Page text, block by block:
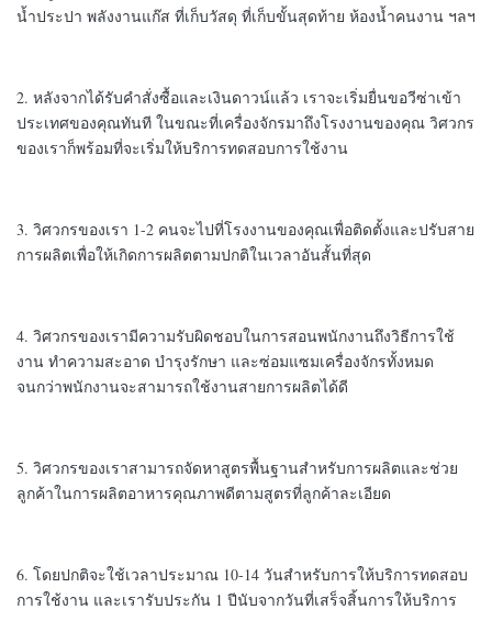
น้ำประปา พลังงานแก๊ส ที่เก็บวัสดุ ที่เก็บขั้นสุดท้าย ห้องน้ำคนงาน ฯลฯ
2. หลังจากได้รับคำสั่งซื้อและเงินดาวน์แล้ว เราจะเริ่มยื่นขอวีซ่าเข้า
ประเทศของคุณทันที ในขณะที่เครื่องจักรมาถึงโรงงานของคุณ วิศวกร
ของเราก็พร้อมที่จะเริ่มให้บริการทดสอบการใช้งาน
3. วิศวกรของเรา 1-2 คนจะไปที่โรงงานของคุณเพื่อติดตั้งและปรับสาย
การผลิตเพื่อให้เกิดการผลิตตามปกติในเวลาอันสั้นที่สุด
4. วิศวกรของเรามีความรับผิดชอบในการสอนพนักงานถึงวิธีการใช้
งาน ทำความสะอาด บำรุงรักษา และซ่อมแซมเครื่องจักรทั้งหมด
จนกว่าพนักงานจะสามารถใช้งานสายการผลิตได้ดี
5. วิศวกรของเราสามารถจัดหาสูตรพื้นฐานสำหรับการผลิตและช่วย
ลูกค้าในการผลิตอาหารคุณภาพดีตามสูตรที่ลูกค้าละเอียด
6. โดยปกติจะใช้เวลาประมาณ 10-14 วันสำหรับการให้บริการทดสอบ
การใช้งาน และเรารับประกัน 1 ปีนับจากวันที่เสร็จสิ้นการให้บริการ